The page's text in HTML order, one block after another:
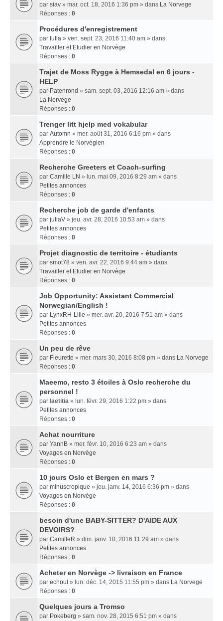
par siav » mar. oct. 18, 2016 1:36 pm » dans La Norvege
Réponses : 0
Procédures d'enregistrement
par lulla » ven. sept. 23, 2016 11:40 am » dans
Travailler et Etudier en Norvège
Réponses : 0
Trajet de Moss Rygge à Hemsedal en 6 jours -
HELP
par Patenrond » sam. sept. 03, 2016 12:16 am » dans
La Norvege
Réponses : 0
Trenger litt hjelp med vokabular
par Automn » mer. août 31, 2016 6:16 pm » dans
Apprendre le Norvégien
Réponses : 0
Recherche Greeters et Coach-surfing
par Camille LN » lun. mai 09, 2016 8:29 am » dans
Petites annonces
Réponses : 0
Recherche job de garde d'enfants
par juliaV » jeu. avr. 28, 2016 10:53 am » dans
Petites annonces
Réponses : 0
Projet diagnostic de territoire - étudiants
par smot78 » ven. avr. 22, 2016 9:44 am » dans
Travailler et Etudier en Norvège
Réponses : 0
Job Opportunity: Assistant Commercial
Norwegian/English !
par LynxRH-Lille » mer. avr. 20, 2016 7:51 am » dans
Petites annonces
Réponses : 0
Un peu de rêve
par Fleurette » mer. mars 30, 2016 8:08 pm » dans La Norvege
Réponses : 0
Maeemo, resto 3 étoiles à Oslo recherche du
personnel !
par laetitia » lun. févr. 29, 2016 1:22 pm » dans
Petites annonces
Réponses : 0
Achat nourriture
par YannB » mer. févr. 10, 2016 6:23 am » dans
Voyages en Norvège
Réponses : 0
10 jours Oslo et Bergen en mars ?
par minuscropique » jeu. janv. 14, 2016 6:36 pm » dans
Voyages en Norvège
Réponses : 0
besoin d'une BABY-SITTER? D'AIDE AUX
DEVOIRS?
par CamilleR » dim. janv. 10, 2016 11:29 am » dans
Petites annonces
Réponses : 0
Acheter en Norvège -> livraison en France
par echoul » lun. déc. 14, 2015 11:55 pm » dans La Norvege
Réponses : 0
Quelques jours a Tromso
par Pokeberg » sam. nov. 28, 2015 6:51 pm » dans